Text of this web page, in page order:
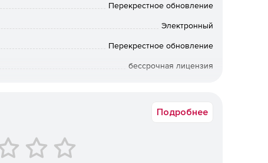
расстановки камер и прокладки кабелей.
Перекрестное обновление
Электронный
Перекрестное обновление
бессрочная лицензия
Подробнее